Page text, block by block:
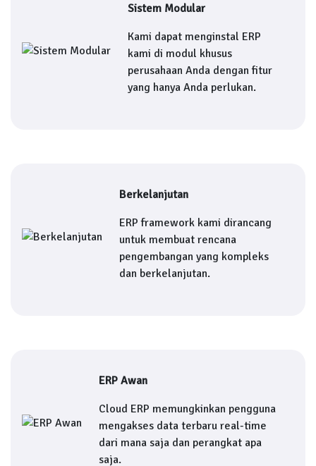
Sistem Modular
Kami dapat menginstal ERP
kami di modul khusus
perusahaan Anda dengan fitur
yang hanya Anda perlukan.
Berkelanjutan
ERP framework kami dirancang
untuk membuat rencana
pengembangan yang kompleks
dan berkelanjutan.
ERP Awan
Cloud ERP memungkinkan pengguna
mengakses data terbaru real-time
dari mana saja dan perangkat apa
saja.